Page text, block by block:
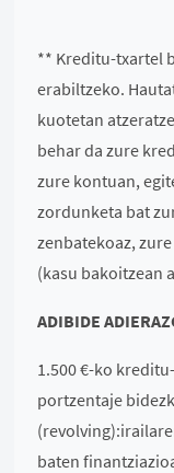
** Kreditu-txartel
erabiltzeko.
kuotetan
behar da zure
zure kontuan,
zordunketa bat
zenbatekoaz,
(kasu bakoitzean
ADIBIDE
1.500 €-ko
portzentaje
baten